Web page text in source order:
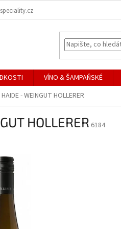
VÍNO & ŠAMPAŇSKÉ
- WEINGUT HOLLERER
HOLLERER 6184